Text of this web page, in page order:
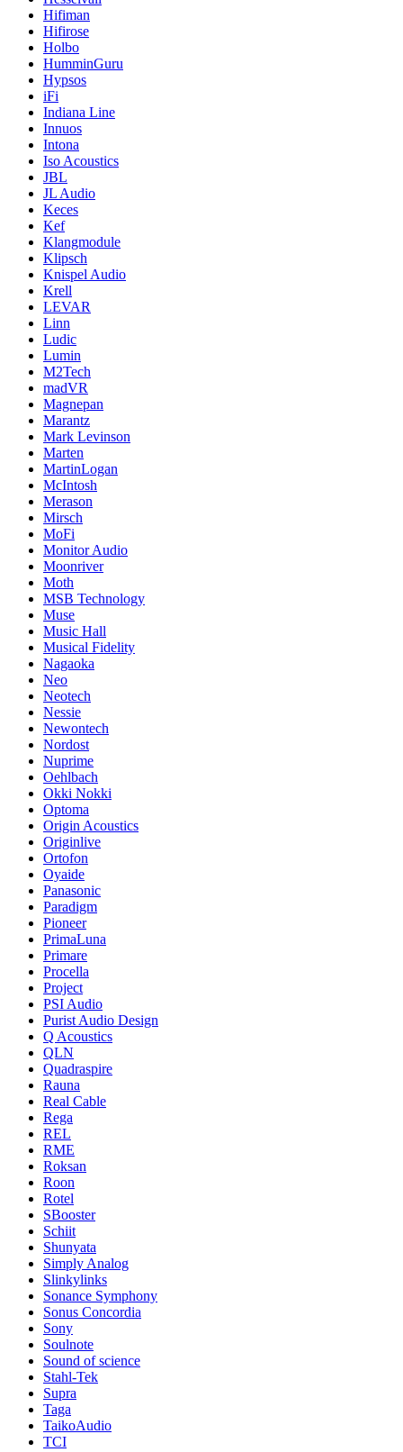
Hifiman
Hifirose
Holbo
HumminGuru
Hypsos
iFi
Indiana Line
Innuos
Intona
Iso Acoustics
JBL
JL Audio
Keces
Kef
Klangmodule
Klipsch
Knispel Audio
Krell
LEVAR
Linn
Ludic
Lumin
M2Tech
madVR
Magnepan
Marantz
Mark Levinson
Marten
MartinLogan
McIntosh
Merason
Mirsch
MoFi
Monitor Audio
Moonriver
Moth
MSB Technology
Muse
Music Hall
Musical Fidelity
Nagaoka
Neo
Neotech
Nessie
Newontech
Nordost
Nuprime
Oehlbach
Okki Nokki
Optoma
Origin Acoustics
Originlive
Ortofon
Oyaide
Panasonic
Paradigm
Pioneer
PrimaLuna
Primare
Procella
Project
PSI Audio
Purist Audio Design
Q Acoustics
QLN
Quadraspire
Rauna
Real Cable
Rega
REL
RME
Roksan
Roon
Rotel
SBooster
Schiit
Shunyata
Simply Analog
Slinkylinks
Sonance Symphony
Sonus Concordia
Sony
Soulnote
Sound of science
Stahl-Tek
Supra
Taga
TaikoAudio
TCI